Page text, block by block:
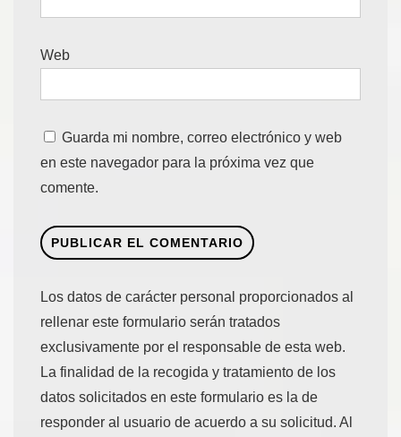
Web
Guarda mi nombre, correo electrónico y web
en este navegador para la próxima vez que
comente.
Los datos de carácter personal proporcionados al
rellenar este formulario serán tratados
exclusivamente por el responsable de esta web.
La finalidad de la recogida y tratamiento de los
datos solicitados en este formulario es la de
responder al usuario de acuerdo a su solicitud. Al